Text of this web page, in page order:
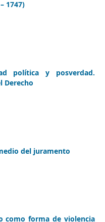
1747)
política y posverdad.
Derecho
del juramento
como forma de violencia